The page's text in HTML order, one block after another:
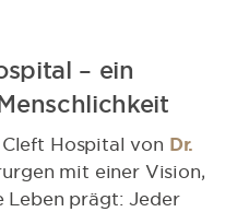
– ein
Hospital von Dr.
mit einer Vision,
Leben prägt: Jeder